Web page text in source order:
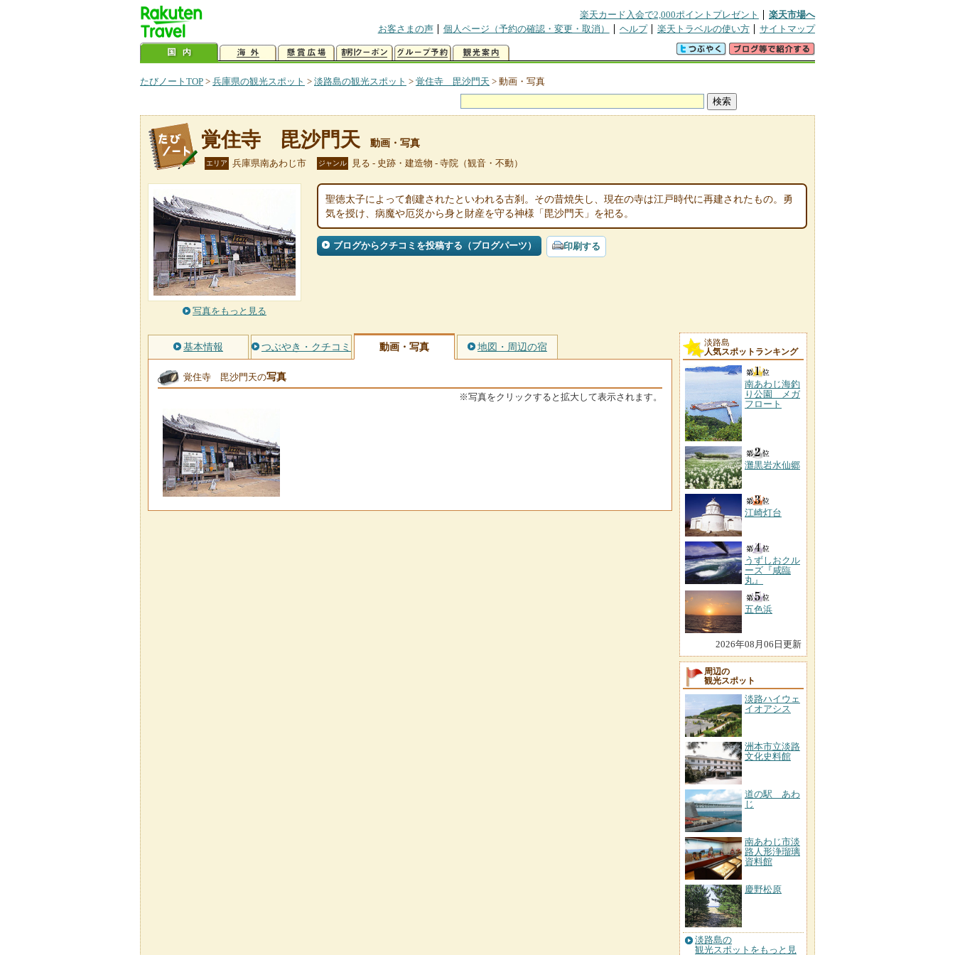
楽天カード入会で2,000ポイントプレゼント
楽天市場へ
お客さまの声
個人ページ（予約の確認・変更・取消） ヘルプ 楽天トラベルの使い方 サイトマップ
たびノートTOP > 兵庫県の観光スポット > 淡路島の観光スポット > 覚住寺 毘沙門天 > 動画・写真
覚住寺 毘沙門天 動画・写真
エリア 兵庫県南あわじ市 ジャンル 見る - 史跡・建造物 - 寺院（観音・不動）
写真をもっと見る
聖徳太子によって創建されたといわれる古刹。その昔焼失し、現在の寺は江戸時代に再建されたもの。勇
気を授け、病魔や厄災から身と財産を守る神様「毘沙門天」を祀る。
ブログからクチコミを投稿する（ブログパーツ） 印刷する
基本情報 つぶやき・クチコミ 動画・写真 地図・周辺の宿
覚住寺 毘沙門天の写真
※写真をクリックすると拡大して表示されます。
淡路島
人気スポットランキング
南あわじ海釣
り公園 メガ
フロート
灘黒岩水仙郷
江崎灯台
うずしおクル
ーズ『咸臨
丸』
五色浜
2026年08月06日更新
周辺の
観光スポット
淡路ハイウェ
イオアシス
洲本市立淡路
文化史料館
道の駅 あわ
じ
南あわじ市淡
路人形浄瑠璃
資料館
慶野松原
淡路島の
観光スポットをもっと見